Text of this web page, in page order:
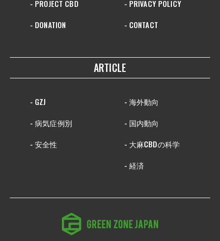
- PROJECT CBD
- DONATION
- PRIVACY POLICY
- CONTACT
ARTICLE
- GZJ
- 病気症例別
- 安全性
- 海外動向
- 国内動向
- 大麻CBDの科学
- 経済